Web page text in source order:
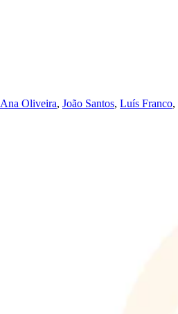
Ana Oliveira, João Santos, Luís Franco,